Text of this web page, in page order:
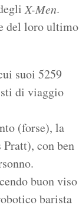
X-Men.
del loro ultimo
suoi 5259
di viaggio
(forse), la
con ben
buon viso
barista